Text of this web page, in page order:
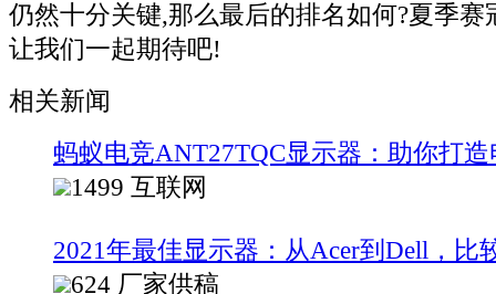
仍然十分关键,那么最后的排名如何?夏季赛
让我们一起期待吧!
相关新闻
蚂蚁电竞ANT27TQC显示器：助你打
1499 互联网
2021年最佳显示器：从Acer到Dell，比
624 厂家供稿